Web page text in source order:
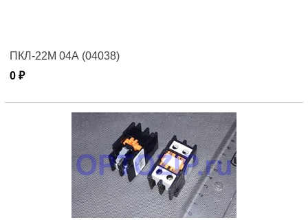
ПКЛ-22М 04А (04038)
0 ₽